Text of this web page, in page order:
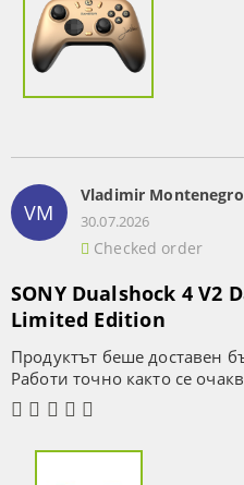
VM
Vladimir Montenegro
30.07.2026
Checked order
SONY Dualshock 4 V2
Limited Edition
Продуктът беше доставен
Работи точно както се